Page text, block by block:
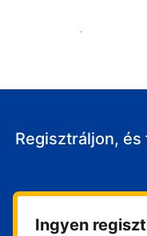
Fogadja vendégeit
Regisztráljon,
Ingyen